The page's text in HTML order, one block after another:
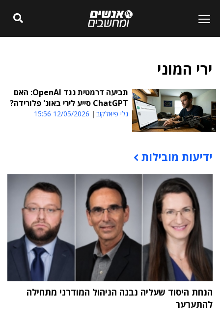
ירי המוני
תביעה דרמטית נגד OpenAI: האם
ChatGPT סייע לירי באונ' פלורידה?
גלי פיאלקוב 12/05/2026 15:56
תוכן פרסומי
ידיעות מובילות
הנחת היסוד שעליה נבנה הניהול המודרני מתחילה
להתערער